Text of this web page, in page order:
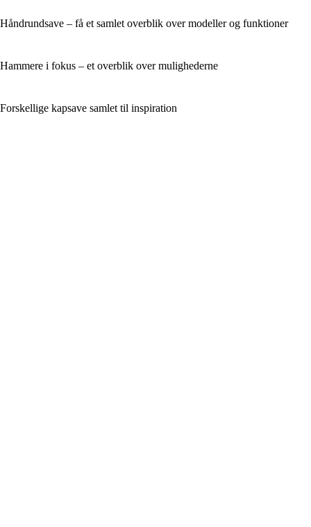
Håndrundsave – få et samlet overblik over modeller og funktioner
Hammere i fokus – et overblik over mulighederne
Forskellige kapsave samlet til inspiration